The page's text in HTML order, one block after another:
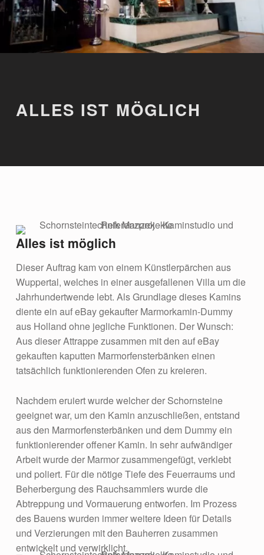
ALLES IST MÖGLICH
Alles ist möglich
Dieser Auftrag kam von einem Künstlerpärchen aus
Wuppertal, welches in einer ausgefallenen Villa um die
Jahrhundertwende lebt. Als Grundlage dieses Kamins
diente ein auf eBay gekaufter Marmorkamin-Dummy
aus Holland ohne jegliche Funktionen. Der Wunsch:
Aus dieser Attrappe zusammen mit den auf eBay
gekauften kaputten Marmorfensterbänken einen
tatsächlich funktionierenden Ofen zu kreieren.
Nachdem eruiert wurde welcher der Schornsteine
geeignet war, um den Kamin anzuschließen, entstand
aus den Marmorfensterbänken und dem Dummy ein
funktionierender offener Kamin. In sehr aufwändiger
Arbeit wurde der Marmor zusammengefügt, verklebt
und poliert. Für die nötige Tiefe des Feuerraums und
Beherbergung des Rauchsammlers wurde die
Abtreppung und Vormauerung entworfen. Im Prozess
des Bauens wurden immer weitere Ideen für Details
und Verzierungen mit den Bauherren zusammen
entwickelt und verwirklicht.